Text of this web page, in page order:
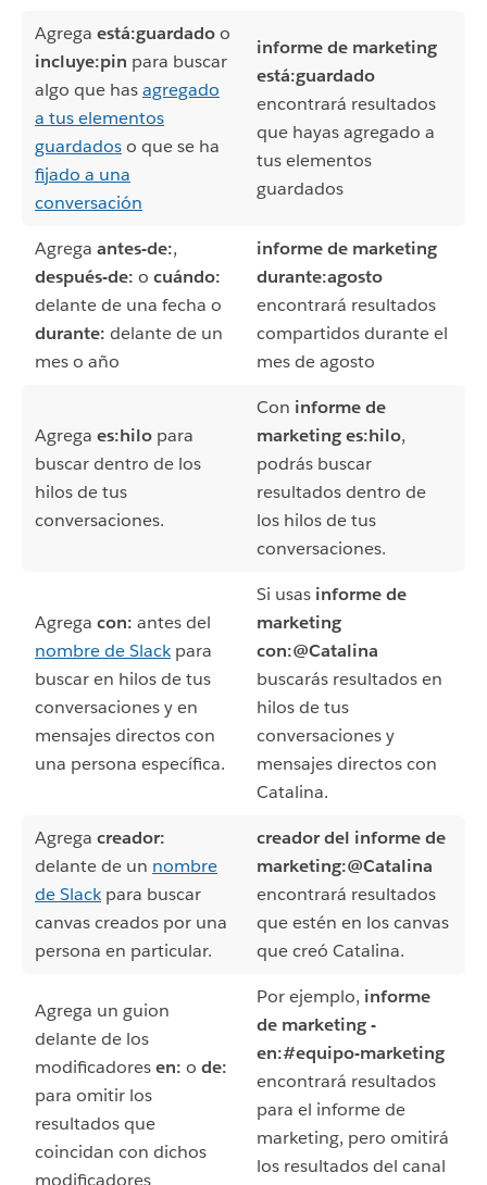
Agrega está:guardadoo
incluye:pin para buscar
algo que hasagregado
a tus elementos
guardadoso que se ha
fijado a una
conversación
informe de marketing
está:guardado
encontrará resultados
que hayas agregado a
tus elementos
guardados
Agrega antes-de:,
después-de: o cuándo:
delante de una fecha o
durante: delante de un
mes o año
informe de marketing
durante:agosto
encontrará resultados
compartidos durante el
mes de agosto
Agrega es:hilo para
buscar dentro de los
hilos de tus
conversaciones.
Con informe de
marketing es:hilo,
podrás buscar
resultados dentro de
los hilos de tus
conversaciones.
Agrega con: antes del
nombre de Slackpara
buscar en hilos de tus
conversaciones y en
mensajes directos con
una persona específica.
Si usas informe de
marketing
con:@Catalina
buscarás resultados en
hilos de tus
conversaciones y
mensajes directos con
Catalina.
Agrega creador:
delante de un nombre
de Slackpara buscar
canvas creados por una
persona en particular.
creador del informe de
marketing:@Catalina
encontrará resultados
que estén en los canvas
que creó Catalina.
Agrega un guion
delante de los
modificadoresen: o de:
para omitir los
resultados que
coincidan con dichos
modificadores
Por ejemplo, informe
de marketing -
en:#equipo-marketing
encontrará resultados
para el informe de
marketing, pero omitirá
los resultados del canal